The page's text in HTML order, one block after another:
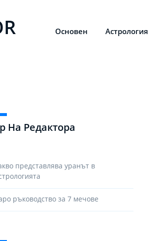
Основен Астрология
На Редактора
представлява уранът в
ръководство за 7 мечове